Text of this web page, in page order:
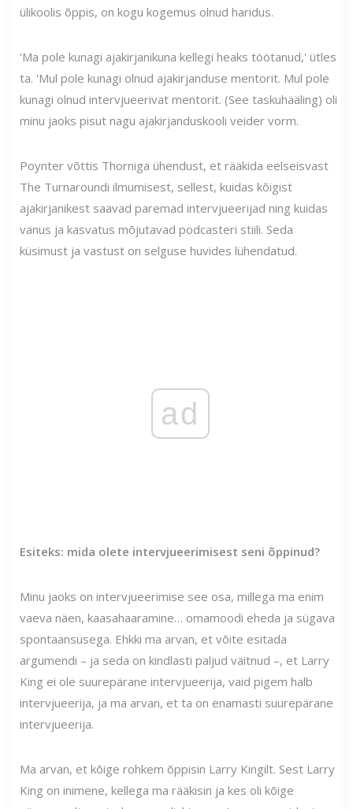
ülikoolis õppis, on kogu kogemus olnud haridus.
'Ma pole kunagi ajakirjanikuna kellegi heaks töötanud,' ütles
ta. 'Mul pole kunagi olnud ajakirjanduse mentorit. Mul pole
kunagi olnud intervjueerivat mentorit. (See taskuhääling) oli
minu jaoks pisut nagu ajakirjanduskooli veider vorm.
Poynter võttis Thorniga ühendust, et rääkida eelseisvast
The Turnaroundi ilmumisest, sellest, kuidas kõigist
ajakirjanikest saavad paremad intervjueerijad ning kuidas
vanus ja kasvatus mõjutavad podcasteri stiili. Seda
küsimust ja vastust on selguse huvides lühendatud.
ad
Esiteks: mida olete intervjueerimisest seni õppinud?
Minu jaoks on intervjueerimise see osa, millega ma enim
vaeva näen, kaasahaaramine… omamoodi eheda ja sügava
spontaansusega. Ehkki ma arvan, et võite esitada
argumendi – ja seda on kindlasti paljud väitnud –, et Larry
King ei ole suurepärane intervjueerija, vaid pigem halb
intervjueerija, ja ma arvan, et ta on enamasti suurepärane
intervjueerija.
Ma arvan, et kõige rohkem õppisin Larry Kingilt. Sest Larry
King on inimene, kellega ma rääkisin ja kes oli kõige